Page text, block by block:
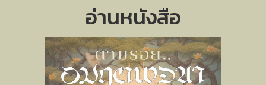
อ่านหนังสือ